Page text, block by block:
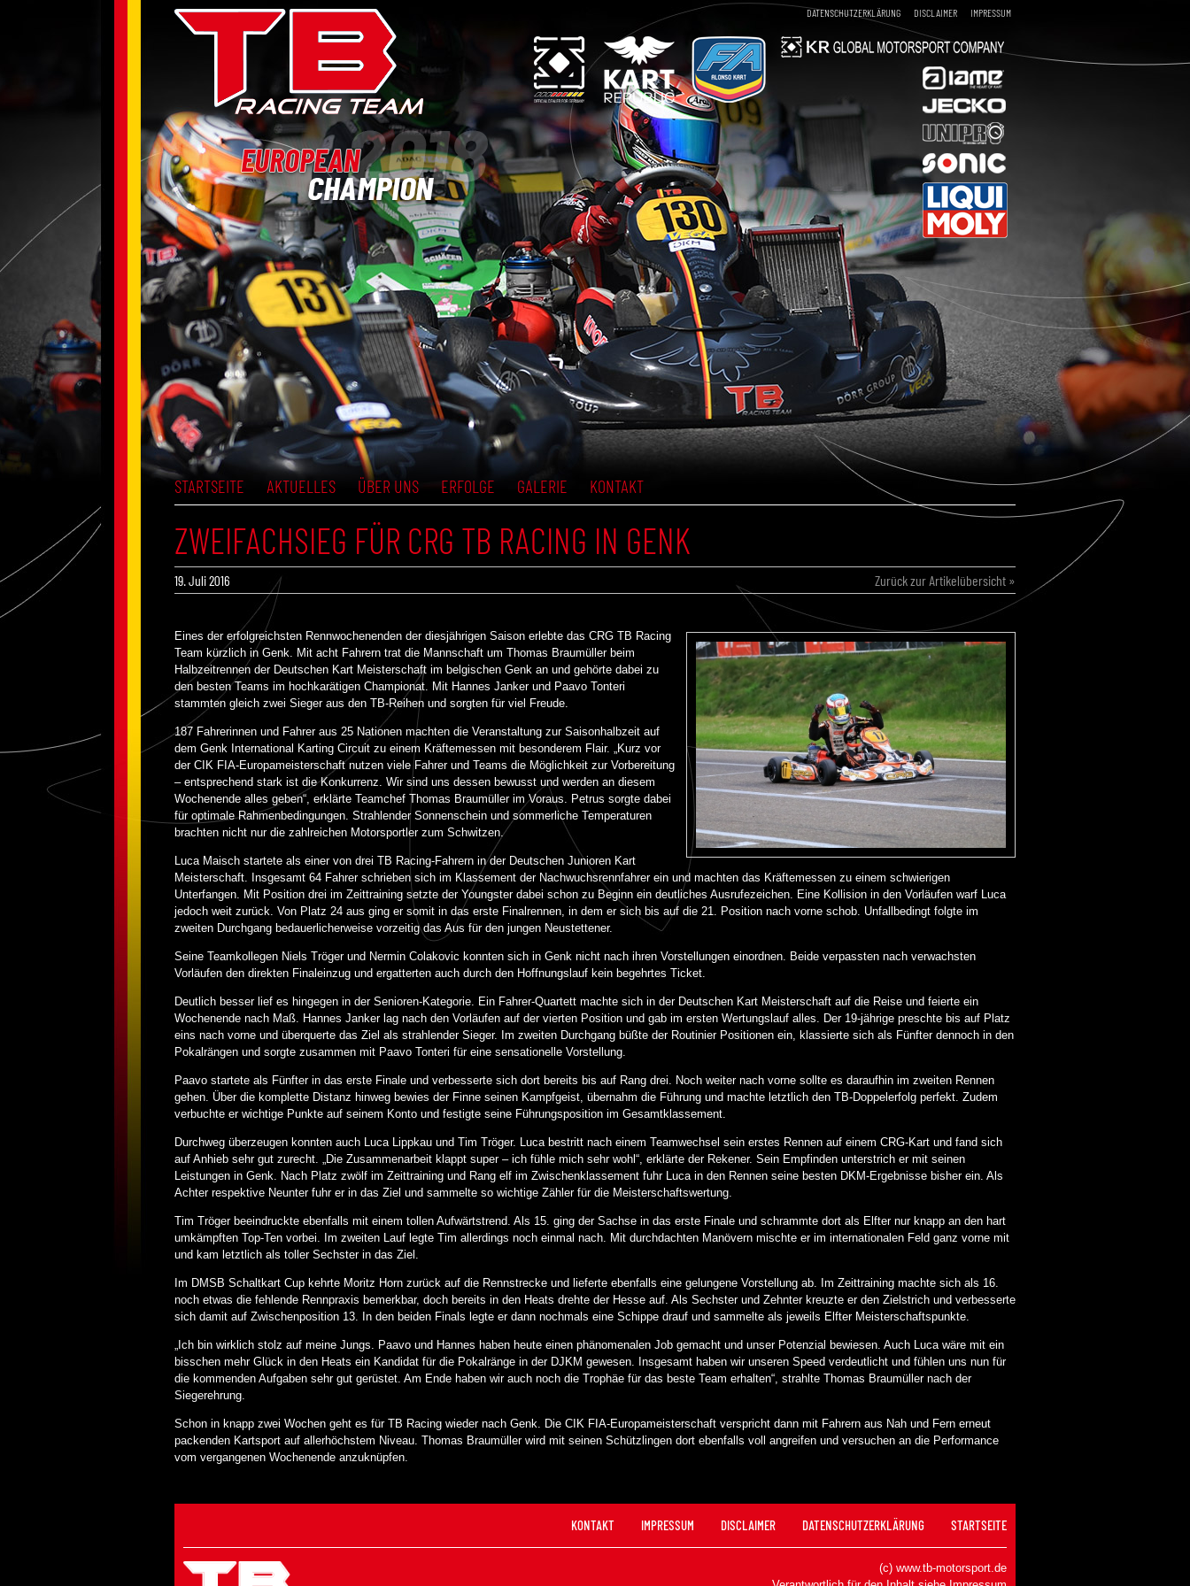
DATENSCHUTZERKLÄRUNG DISCLAIMER IMPRESSUM
STARTSEITE AKTUELLES ÜBER UNS ERFOLGE GALERIE KONTAKT
ZWEIFACHSIEG FÜR CRG TB RACING IN GENK
19. Juli 2016 Zurück zur Artikelübersicht »
Eines der erfolgreichsten Rennwochenenden der diesjährigen Saison erlebte das CRG TB Racing
Team kürzlich in Genk. Mit acht Fahrern trat die Mannschaft um Thomas Braumüller beim
Halbzeitrennen der Deutschen Kart Meisterschaft im belgischen Genk an und gehörte dabei zu
den besten Teams im hochkarätigen Championat. Mit Hannes Janker und Paavo Tonteri
stammten gleich zwei Sieger aus den TB-Reihen und sorgten für viel Freude.
187 Fahrerinnen und Fahrer aus 25 Nationen machten die Veranstaltung zur Saisonhalbzeit auf
dem Genk International Karting Circuit zu einem Kräftemessen mit besonderem Flair. „Kurz vor
der CIK FIA-Europameisterschaft nutzen viele Fahrer und Teams die Möglichkeit zur Vorbereitung
– entsprechend stark ist die Konkurrenz. Wir sind uns dessen bewusst und werden an diesem
Wochenende alles geben“, erklärte Teamchef Thomas Braumüller im Voraus. Petrus sorgte dabei
für optimale Rahmenbedingungen. Strahlender Sonnenschein und sommerliche Temperaturen
brachten nicht nur die zahlreichen Motorsportler zum Schwitzen.
Luca Maisch startete als einer von drei TB Racing-Fahrern in der Deutschen Junioren Kart
Meisterschaft. Insgesamt 64 Fahrer schrieben sich im Klassement der Nachwuchsrennfahrer ein und machten das Kräftemessen zu einem schwierigen
Unterfangen. Mit Position drei im Zeittraining setzte der Youngster dabei schon zu Beginn ein deutliches Ausrufezeichen. Eine Kollision in den Vorläufen warf Luca
jedoch weit zurück. Von Platz 24 aus ging er somit in das erste Finalrennen, in dem er sich bis auf die 21. Position nach vorne schob. Unfallbedingt folgte im
zweiten Durchgang bedauerlicherweise vorzeitig das Aus für den jungen Neustettener.
Seine Teamkollegen Niels Tröger und Nermin Colakovic konnten sich in Genk nicht nach ihren Vorstellungen einordnen. Beide verpassten nach verwachsten
Vorläufen den direkten Finaleinzug und ergatterten auch durch den Hoffnungslauf kein begehrtes Ticket.
Deutlich besser lief es hingegen in der Senioren-Kategorie. Ein Fahrer-Quartett machte sich in der Deutschen Kart Meisterschaft auf die Reise und feierte ein
Wochenende nach Maß. Hannes Janker lag nach den Vorläufen auf der vierten Position und gab im ersten Wertungslauf alles. Der 19-jährige preschte bis auf Platz
eins nach vorne und überquerte das Ziel als strahlender Sieger. Im zweiten Durchgang büßte der Routinier Positionen ein, klassierte sich als Fünfter dennoch in den
Pokalrängen und sorgte zusammen mit Paavo Tonteri für eine sensationelle Vorstellung.
Paavo startete als Fünfter in das erste Finale und verbesserte sich dort bereits bis auf Rang drei. Noch weiter nach vorne sollte es daraufhin im zweiten Rennen
gehen. Über die komplette Distanz hinweg bewies der Finne seinen Kampfgeist, übernahm die Führung und machte letztlich den TB-Doppelerfolg perfekt. Zudem
verbuchte er wichtige Punkte auf seinem Konto und festigte seine Führungsposition im Gesamtklassement.
Durchweg überzeugen konnten auch Luca Lippkau und Tim Tröger. Luca bestritt nach einem Teamwechsel sein erstes Rennen auf einem CRG-Kart und fand sich
auf Anhieb sehr gut zurecht. „Die Zusammenarbeit klappt super – ich fühle mich sehr wohl“, erklärte der Rekener. Sein Empfinden unterstrich er mit seinen
Leistungen in Genk. Nach Platz zwölf im Zeittraining und Rang elf im Zwischenklassement fuhr Luca in den Rennen seine besten DKM-Ergebnisse bisher ein. Als
Achter respektive Neunter fuhr er in das Ziel und sammelte so wichtige Zähler für die Meisterschaftswertung.
Tim Tröger beeindruckte ebenfalls mit einem tollen Aufwärtstrend. Als 15. ging der Sachse in das erste Finale und schrammte dort als Elfter nur knapp an den hart
umkämpften Top-Ten vorbei. Im zweiten Lauf legte Tim allerdings noch einmal nach. Mit durchdachten Manövern mischte er im internationalen Feld ganz vorne mit
und kam letztlich als toller Sechster in das Ziel.
Im DMSB Schaltkart Cup kehrte Moritz Horn zurück auf die Rennstrecke und lieferte ebenfalls eine gelungene Vorstellung ab. Im Zeittraining machte sich als 16.
noch etwas die fehlende Rennpraxis bemerkbar, doch bereits in den Heats drehte der Hesse auf. Als Sechster und Zehnter kreuzte er den Zielstrich und verbesserte
sich damit auf Zwischenposition 13. In den beiden Finals legte er dann nochmals eine Schippe drauf und sammelte als jeweils Elfter Meisterschaftspunkte.
„Ich bin wirklich stolz auf meine Jungs. Paavo und Hannes haben heute einen phänomenalen Job gemacht und unser Potenzial bewiesen. Auch Luca wäre mit ein
bisschen mehr Glück in den Heats ein Kandidat für die Pokalränge in der DJKM gewesen. Insgesamt haben wir unseren Speed verdeutlicht und fühlen uns nun für
die kommenden Aufgaben sehr gut gerüstet. Am Ende haben wir auch noch die Trophäe für das beste Team erhalten“, strahlte Thomas Braumüller nach der
Siegerehrung.
Schon in knapp zwei Wochen geht es für TB Racing wieder nach Genk. Die CIK FIA-Europameisterschaft verspricht dann mit Fahrern aus Nah und Fern erneut
packenden Kartsport auf allerhöchstem Niveau. Thomas Braumüller wird mit seinen Schützlingen dort ebenfalls voll angreifen und versuchen an die Performance
vom vergangenen Wochenende anzuknüpfen.
STARTSEITE
DATENSCHUTZERKLÄRUNG
DISCLAIMER
IMPRESSUM
KONTAKT
(c) www.tb-motorsport.de